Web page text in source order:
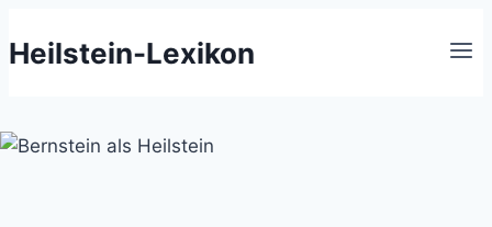
Inhalt
Heilstein-Lexikon